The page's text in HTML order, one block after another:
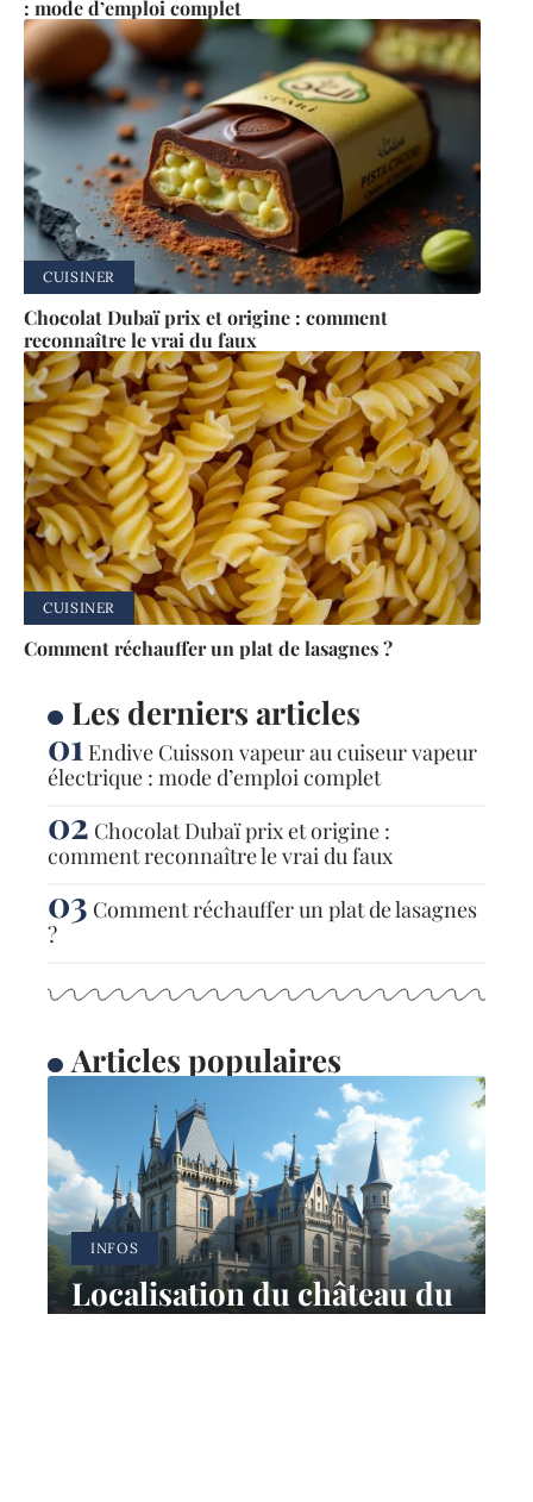
: mode d’emploi complet
CUISINER
Chocolat Dubaï prix et origine : comment
reconnaître le vrai du faux
CUISINER
Comment réchauffer un plat de lasagnes ?
Les derniers articles
Endive Cuisson vapeur au cuiseur vapeur
électrique : mode d’emploi complet
Chocolat Dubaï prix et origine :
comment reconnaître le vrai du faux
Comment réchauffer un plat de lasagnes
?
Articles populaires
INFOS
Localisation du château du
Meilleur pâtissier 2025 : un